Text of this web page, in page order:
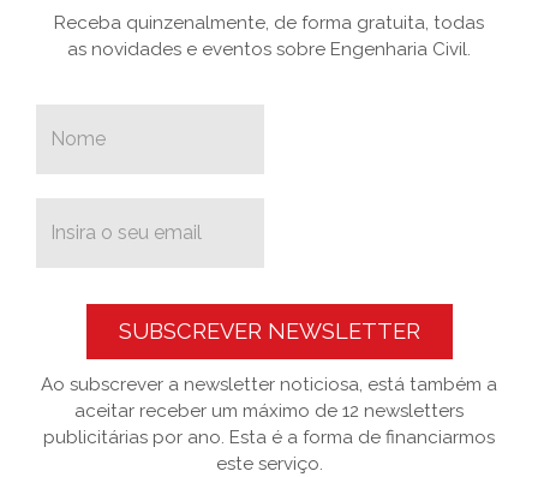
Receba quinzenalmente, de forma gratuita, todas
as novidades e eventos sobre Engenharia Civil.
SUBSCREVER NEWSLETTER
Ao subscrever a newsletter noticiosa, está também a
aceitar receber um máximo de 12 newsletters
publicitárias por ano. Esta é a forma de financiarmos
este serviço.